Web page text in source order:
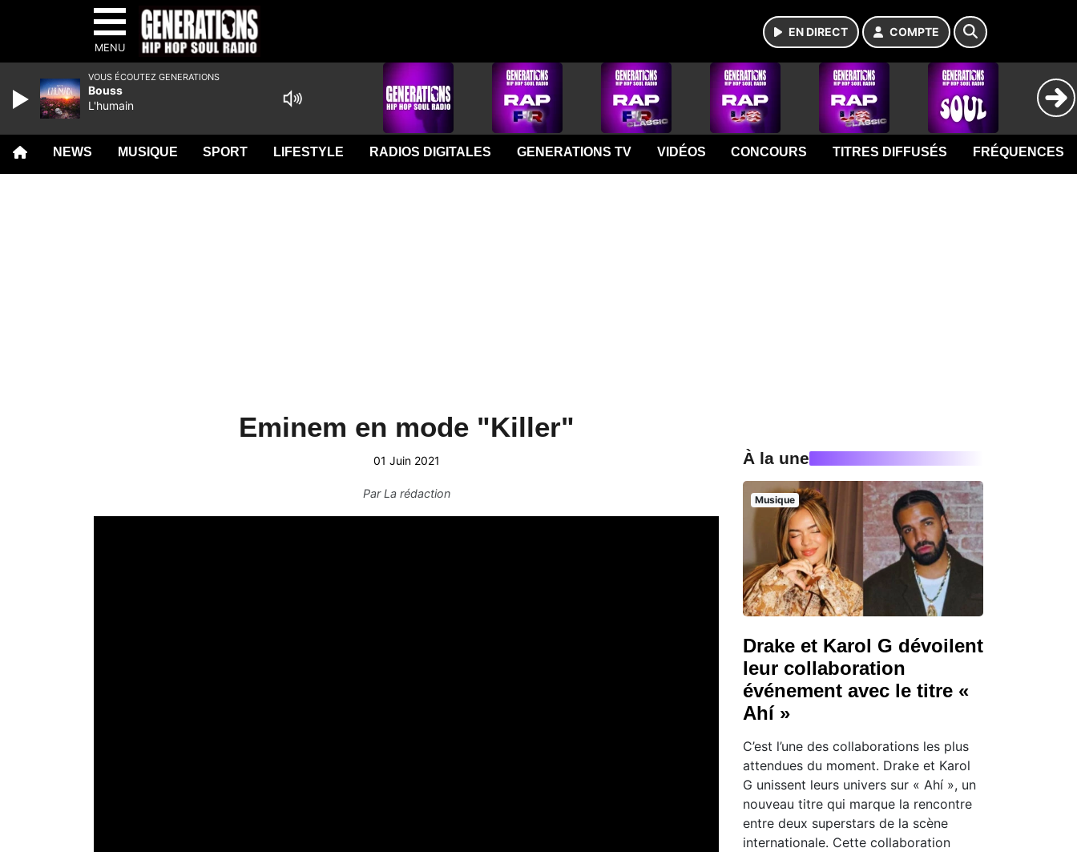
MENU
EN DIRECT COMPTE
NEWS MUSIQUE SPORT LIFESTYLE RADIOS DIGITALES GENERATIONS TV VIDÉOS CONCOURS TITRES DIFFUSÉS FRÉQUENCES
Eminem en mode "Killer"
01 Juin 2021
ParLa rédaction
À la une
Musique
Drake et Karol G dévoilent
leur collaboration
événement avec le titre «
Ahí »
C’est l’une des collaborations les plus
attendues du moment. Drake et Karol
G unissent leurs univers sur « Ahí », un
nouveau titre qui marque la rencontre
entre deux superstars de la scène
internationale. Cette collaboration
VOUS ÉCOUTEZ GENERATIONS
Bouss
L'humain